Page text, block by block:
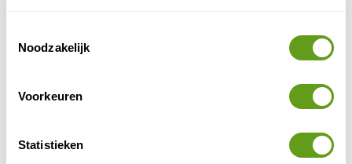
Noodzakelijk
Voorkeuren
Statistieken